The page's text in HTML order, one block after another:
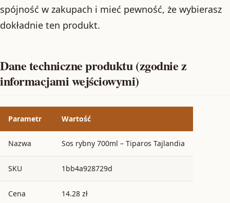
spójność w zakupach i mieć pewność, że wybierasz
dokładnie ten produkt.
Dane techniczne produktu (zgodnie z
informacjami wejściowymi)
Parametr Wartość
Nazwa Sos rybny 700ml – Tiparos Tajlandia
SKU 1bb4a928729d
Cena 14.28 zł